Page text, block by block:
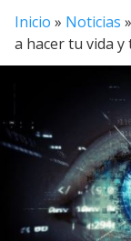
Inicio » Noticias »
a hacer tu vida